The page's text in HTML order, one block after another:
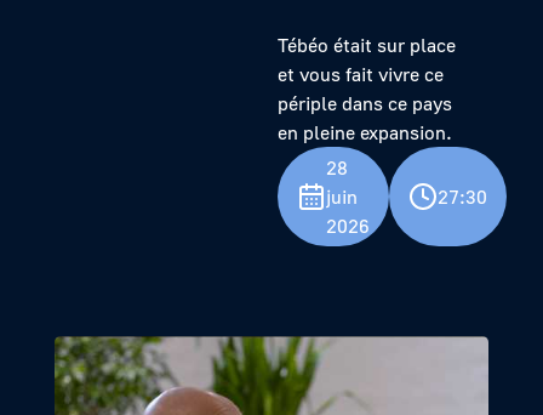
Tébéo était sur place
et vous fait vivre ce
périple dans ce pays
en pleine expansion.
28
juin
2026
27:30